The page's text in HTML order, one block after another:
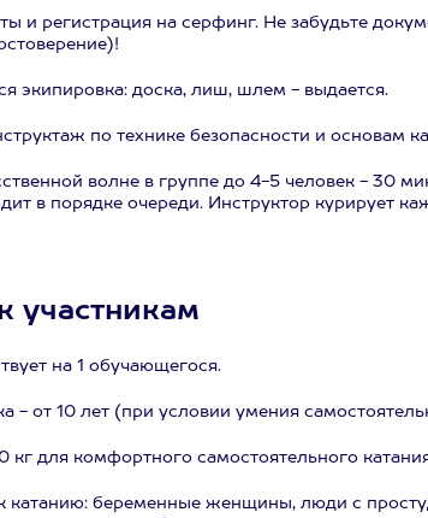
и регистрация на серфинг. Не забудьте
экипировка: доска, лиш, шлем - выдается.
по технике безопасности и основам
волне в группе до 4-5 человек - 30
в порядке очереди. Инструктор курирует
участникам
на 1 обучающегося.
- от 10 лет (при условии умения
кг для комфортного самостоятельного
катанию: беременные женщины, люди с